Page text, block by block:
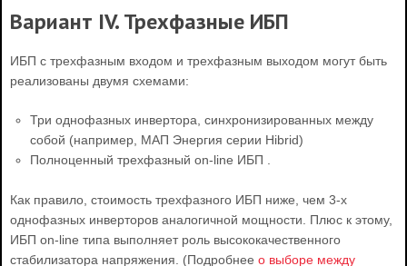
Вариант IV. Трехфазные ИБП
ИБП с трехфазным входом и трехфазным выходом могут быть
реализованы двумя схемами:
Три однофазных инвертора, синхронизированных между
собой (например, МАП Энергия серии Hibrid)
Полноценный трехфазный on-line ИБП .
Как правило, стоимость трехфазного ИБП ниже, чем 3-х
однофазных инверторов аналогичной мощности. Плюс к этому,
ИБП on-line типа выполняет роль высококачественного
стабилизатора напряжения. (Подробнеео выборе между